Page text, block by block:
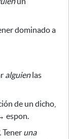
dominado a
alguienlas
de un dicho,
espon.
Tener una